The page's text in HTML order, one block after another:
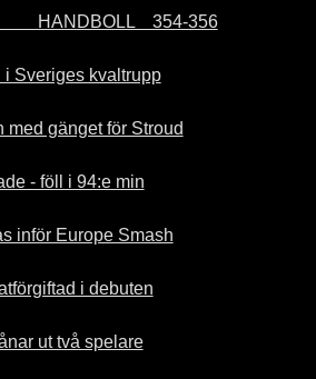
HANDBOLL    354-356
i Sveriges kvaltrupp
med gänget för Stroud
- föll i 94:e min
inför Europe Smash
i debuten
ut två spelare